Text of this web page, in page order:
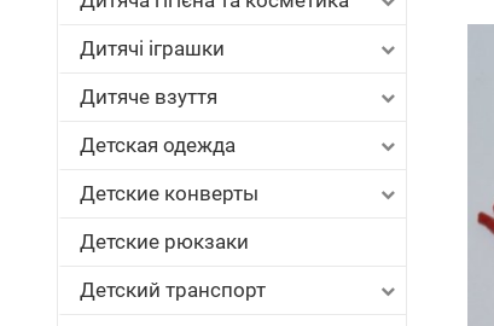
Дитячі іграшки
Дитяче взуття
Детская одежда
Детские конверты
Детские рюкзаки
Детский транспорт